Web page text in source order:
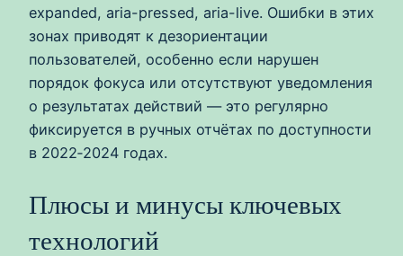
expanded, aria-pressed, aria-live. Ошибки в этих
зонах приводят к дезориентации
пользователей, особенно если нарушен
порядок фокуса или отсутствуют уведомления
о результатах действий — это регулярно
фиксируется в ручных отчётах по доступности
в 2022‑2024 годах.
Плюсы и минусы ключевых
технологий